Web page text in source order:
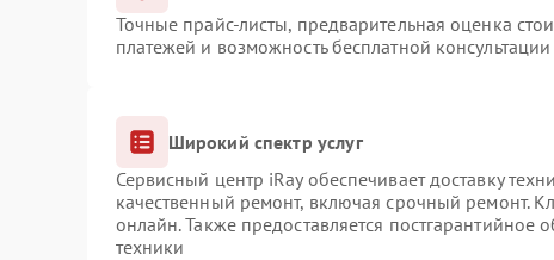
Точные прайс-листы, предварительная оценка
платежей и возможность бесплатной
Широкий спектр услуг
Сервисный центр iRay обеспечивает доставку
качественный ремонт, включая срочный ремонт.
онлайн. Также предоставляется
техники